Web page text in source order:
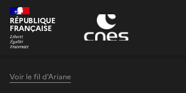
Panneau de gestion des cookies
RÉPUBLIQUE
FRANÇAISE
Voir le fil d'Ariane